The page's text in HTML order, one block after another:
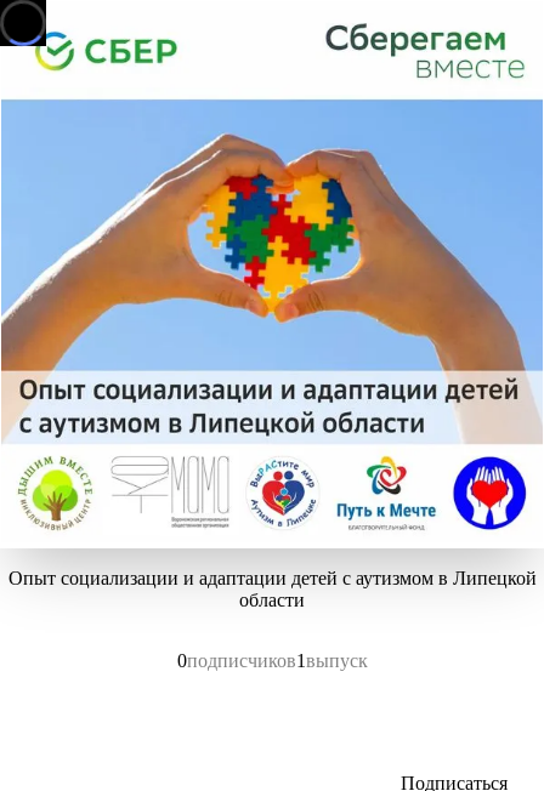
Опыт социализации и адаптации детей с аутизмом в Липецкой
области
0подписчиков1выпуск
Подписаться